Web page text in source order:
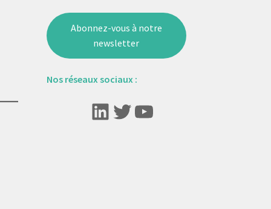
Abonnez-vous à notre
newsletter
Nos réseaux sociaux :